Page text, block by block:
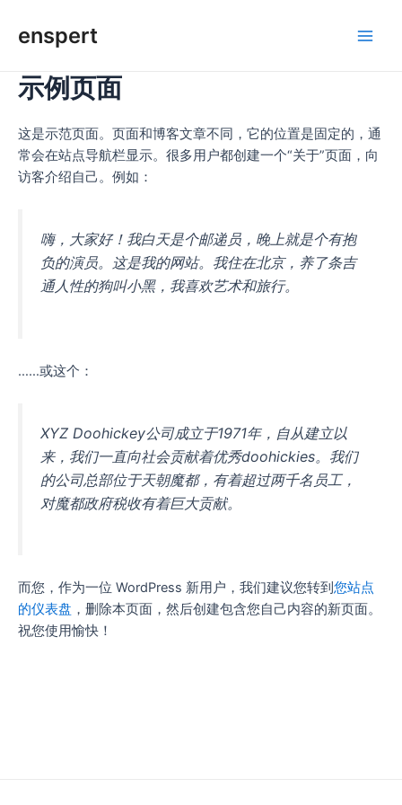
enspert
示例页面
这是示范页面。页面和博客文章不同，它的位置是固定的，通
常会在站点导航栏显示。很多用户都创建一个“关于”页面，向
访客介绍自己。例如：
嗨，大家好！我白天是个邮递员，晚上就是个有抱
负的演员。这是我的网站。我住在北京，养了条吉
通人性的狗叫小黑，我喜欢艺术和旅行。
……或这个：
XYZ Doohickey公司成立于1971年，自从建立以
来，我们一直向社会贡献着优秀doohickies。我们
的公司总部位于天朝魔都，有着超过两千名员工，
对魔都政府税收有着巨大贡献。
而您，作为一位 WordPress 新用户，我们建议您转到 您站点
的仪表盘 ，删除本页面，然后创建包含您自己内容的新页面。
祝您使用愉快！